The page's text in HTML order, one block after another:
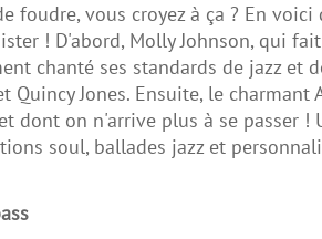
foudre, vous croyez à ça ? En
! D'abord, Molly Johnson, qui
chanté ses standards de jazz et
Quincy Jones. Ensuite, le charmant
dont on n'arrive plus à se passer !
soul, ballades jazz et